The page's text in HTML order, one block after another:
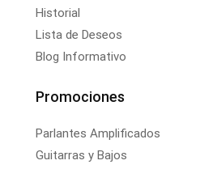
Historial
Lista de Deseos
Blog Informativo
Promociones
Parlantes Amplificados
Guitarras y Bajos